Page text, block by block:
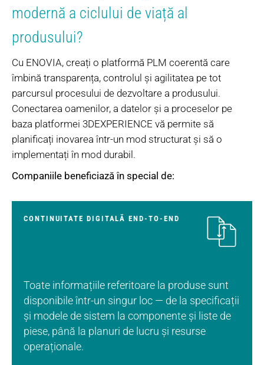
modernă a ciclului de viață al
produsului?
Cu ENOVIA, creați o platformă PLM coerentă care
îmbină transparența, controlul și agilitatea pe tot
parcursul procesului de dezvoltare a produsului.
Conectarea oamenilor, a datelor și a proceselor pe
baza platformei 3DEXPERIENCE vă permite să
planificați inovarea într-un mod structurat și să o
implementați în mod durabil.
Companiile beneficiază în special de:
CONTINUITATE DIGITALĂ END-TO-END
Toate informațiile referitoare la produse sunt
disponibile într-un singur loc — de la specificații
și modele de sistem la componente și liste de
piese, până la planuri de lucru și resurse
operaționale.